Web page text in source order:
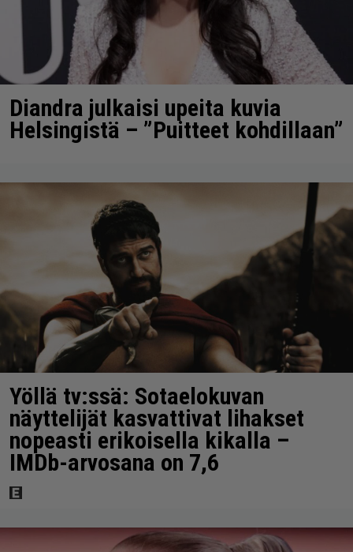
Diandra julkaisi upeita kuvia
Helsingistä – ”Puitteet kohdillaan”
Yöllä tv:ssä: Sotaelokuvan
näyttelijät kasvattivat lihakset
nopeasti erikoisella kikalla –
IMDb-arvosana on 7,6